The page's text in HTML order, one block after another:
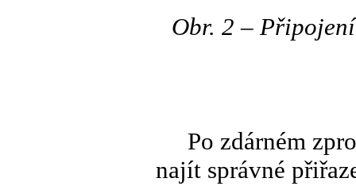
Obr. 2 –
Po zdárném
najít správné